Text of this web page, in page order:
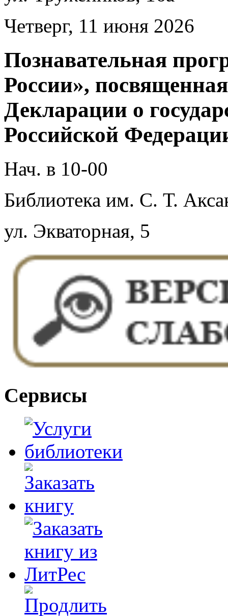
Четверг, 11 июня 2026
Познавательная
России»,
Декларации о
Российской
Нач. в 10-00
Библиотека им. С. Т.
ул. Экваторная, 5
Сервисы